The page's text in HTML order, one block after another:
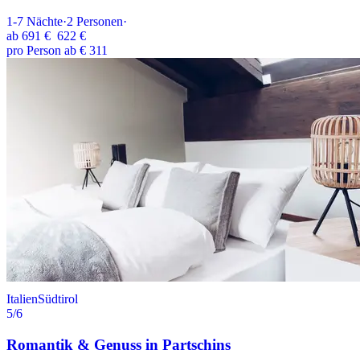
1-7 Nächte·2 Personen·
ab 691 € 622 €
pro Person ab € 311
ItalienSüdtirol
5/6
Romantik & Genuss in Partschins